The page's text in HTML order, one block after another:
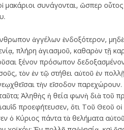
μακάριοι συνάγονται, ὥσπερ
ἀγγέλων ἐνδοξότερον,
πλήρη ἁγιασμοῦ, καθαρὸν τῇ
ξένον πρόσωπον
τὸν ἐν τῷ στήθει αὐτοῦ ἐν πολλῇ
τὴν εἴσοδον παρεχώρουν.
Ἀληθὴς ἡ θεία φωνὴ διὰ τοῦ
προεφήτευσεν, ὅτι Τοῦ Θεοῦ οἱ
ὁ Κύριος πάντα τὰ θελήματα